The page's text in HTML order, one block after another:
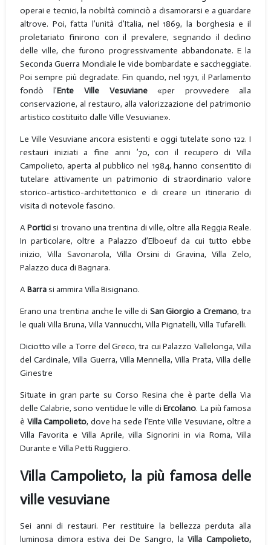
operai e tecnici, la nobiltà cominciò a disamorarsi e a guardare
altrove. Poi, fatta l’unità d’Italia, nel 1869, la borghesia e il
proletariato finirono con il prevalere, segnando il declino
delle ville, che furono progressivamente abbandonate. E la
Seconda Guerra Mondiale le vide bombardate e saccheggiate.
Poi sempre più degradate. Fin quando, nel 1971, il Parlamento
fondò l’Ente Ville Vesuviane«per provvedere alla
conservazione, al restauro, alla valorizzazione del patrimonio
artistico costituito dalle Ville Vesuviane».
Le Ville Vesuviane ancora esistenti e oggi tutelate sono 122. I
restauri iniziati a fine anni ’70, con il recupero di Villa
Campolieto, aperta al pubblico nel 1984, hanno consentito di
tutelare attivamente un patrimonio di straordinario valore
storico-artistico-architettonico e di creare un itinerario di
visita di notevole fascino.
APorticisi trovano una trentina di ville, oltre alla Reggia Reale.
In particolare, oltre a Palazzo d’Elboeuf da cui tutto ebbe
inizio, Villa Savonarola, Villa Orsini di Gravina, Villa Zelo,
Palazzo duca di Bagnara.
ABarrasi ammira Villa Bisignano.
Erano una trentina anche le ville di San Giorgio a Cremano, tra
le quali Villa Bruna, Villa Vannucchi, Villa Pignatelli, Villa Tufarelli.
Diciotto ville a Torre del Greco, tra cui Palazzo Vallelonga, Villa
del Cardinale, Villa Guerra, Villa Mennella, Villa Prata, Villa delle
Ginestre
Situate in gran parte su Corso Resina che è parte della Via
delle Calabrie, sono ventidue le ville diErcolano. La più famosa
è Villa Campolieto, dove ha sede l’Ente Ville Vesuviane, oltre a
Villa Favorita e Villa Aprile, villa Signorini in via Roma, Villa
Durante e Villa Petti Ruggiero.
Villa Campolieto, la più famosa delle
ville vesuviane
Sei anni di restauri. Per restituire la bellezza perduta alla
luminosa dimora estiva dei De Sangro, laVilla Campolieto,